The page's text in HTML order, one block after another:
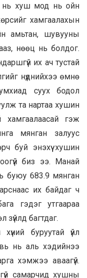
нь хуш мод нь ойн
хамгаалахын
амьтан, шувууны
нөөц нь болдог.
их ач тустай
нүднийхээ өмнө
суух бодол
та нартаа хушин
гэж
мянган залуус
буй энэхүү хушин
биз ээ. Манай
буюу 683.9 мянган
их байдаг ч
гэдэг утгаараа
багтдаг.
буруутай үйл
нь аль хэдийнээ
хэмжээ аваагүй.
самарчид хушны